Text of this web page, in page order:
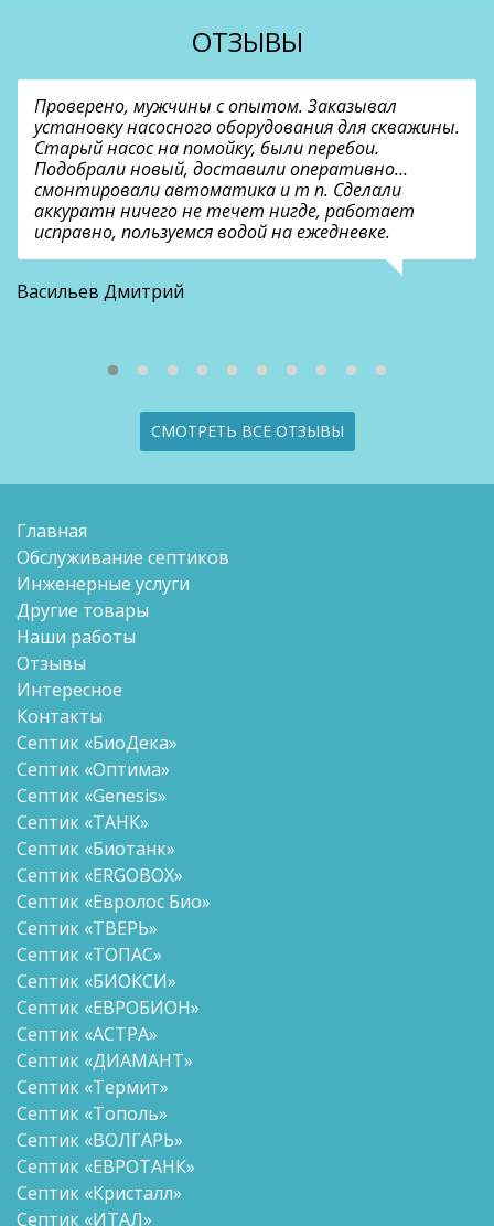
ОТЗЫВЫ
Проверено, мужчины с опытом. Заказывал
установку насосного оборудования для скважины.
Старый насос на помойку, были перебои.
Подобрали новый, доставили оперативно…
смонтировали автоматика и т п. Сделали
аккуратн ничего не течет нигде, работает
исправно, пользуемся водой на ежедневке.
Васильев Дмитрий
СМОТРЕТЬ ВСЕ ОТЗЫВЫ
Главная
Обслуживание септиков
Инженерные услуги
Другие товары
Наши работы
Отзывы
Интересное
Контакты
Септик «БиоДека»
Септик «Оптима»
Септик «Genesis»
Септик «ТАНК»
Септик «Биотанк»
Септик «ERGOBOX»
Септик «Евролос Био»
Септик «ТВЕРЬ»
Септик «ТОПАС»
Септик «БИОКСИ»
Септик «ЕВРОБИОН»
Септик «АСТРА»
Септик «ДИАМАНТ»
Септик «Термит»
Септик «Тополь»
Септик «ВОЛГАРЬ»
Септик «ЕВРОТАНК»
Септик «Кристалл»
Септик «ИТАЛ»